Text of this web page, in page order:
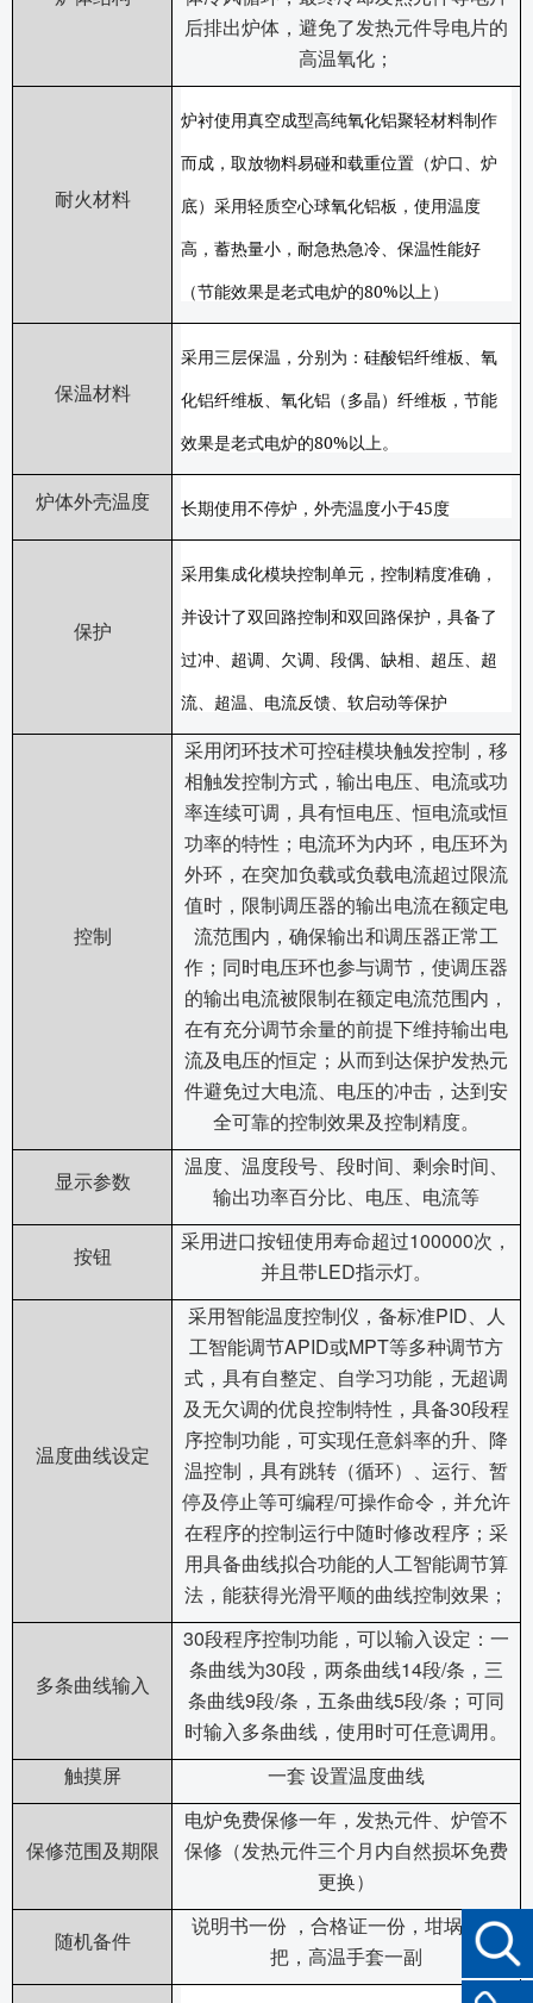
后排出炉体，避免了发热元件导电片的
高温氧化；
耐火材料
炉衬使用真空成型高纯氧化铝聚轻材料制作
而成，取放物料易碰和载重位置（炉口、炉
底）采用轻质空心球氧化铝板，使用温度
高，蓄热量小，耐急热急冷、保温性能好
（节能效果是老式电炉的80% 以上）
保温材料
采用三层保温，分别为：硅酸铝纤维板、氧
化铝纤维板、氧化铝（多晶）纤维板，节能
效果是老式电炉的80% 以上。
炉体外壳温度 长期使用不停炉，外壳温度小于45度
保护
采用集成化模块控制单元，控制精度准确，
并设计了双回路控制和双回路保护，具备了
过冲、超调、欠调、段偶、缺相、超压、超
流、超温、电流反馈、软启动等保护
控制
采用闭环技术可控硅模块触发控制，移
相触发控制方式，输出电压、电流或功
率连续可调，具有恒电压、恒电流或恒
功率的特性；电流环为内环，电压环为
外环，在突加负载或负载电流超过限流
值时，限制调压器的输出电流在额定电
流范围内，确保输出和调压器正常工
作；同时电压环也参与调节，使调压器
的输出电流被限制在额定电流范围内，
在有充分调节余量的前提下维持输出电
流及电压的恒定；从而到达保护发热元
件避免过大电流、电压的冲击，达到安
全可靠的控制效果及控制精度。
显示参数
温度、温度段号、段时间、剩余时间、
输出功率百分比、电压、电流等
按钮
采用进口按钮使用寿命超过100000次，
并且带LED指示灯。
温度曲线设定
采用智能温度控制仪，备标准PID 、人
工智能调节APID或MPT等多种调节方
式，具有自整定、自学习功能，无超调
及无欠调的优良控制特性，具备30段程
序控制功能，可实现任意斜率的升、降
温控制，具有跳转（循环）、运行、暂
停及停止等可编程/可操作命令，并允许
在程序的控制运行中随时修改程序；采
用具备曲线拟合功能的人工智能调节算
法，能获得光滑平顺的曲线控制效果；
多条曲线输入
30段程序控制功能，可以输入设定：一
条曲线为30段，两条曲线14段/条，三
条曲线9段/条，五条曲线5段/条；可同
时输入多条曲线，使用时可任意调用。
触摸屏 一套 设置温度曲线
保修范围及期限
电炉免费保修一年，发热元件、炉管不
保修（发热元件三个月内自然损坏免费
更换）
随机备件
说明书一份
，合格证一份，坩埚钳一
把，高温手套一副